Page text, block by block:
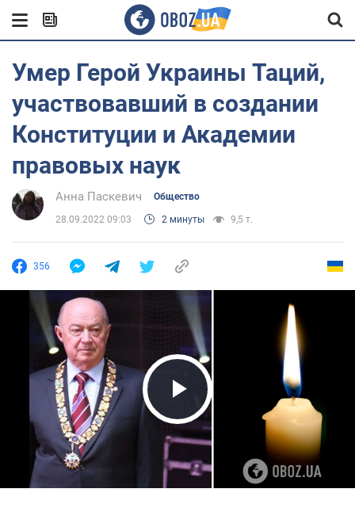
Умер Герой Украины Таций,
участвовавший в создании
Конституции и Академии
правовых наук
Анна Паскевич Общество
28.09.2022 09:03 2 минуты 9,5 т.
356
Play Video